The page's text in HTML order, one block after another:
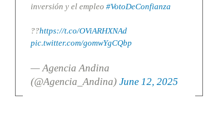
inversión y el empleo #VotoDeConfianza
??https://t.co/OViARHXNAd
pic.twitter.com/gomwYgCQbp
— Agencia Andina
(@Agencia_Andina) June 12, 2025